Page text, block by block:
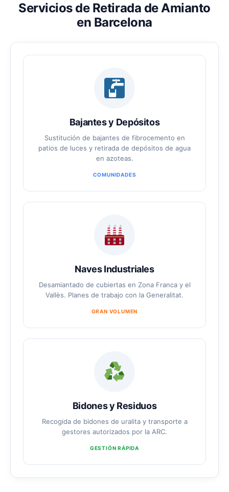
Servicios de Retirada de Amianto
en Barcelona
Bajantes y Depósitos
Sustitución de bajantes de fibrocemento en
patios de luces y retirada de depósitos de agua
en azoteas.
COMUNIDADES
Naves Industriales
Desamiantado de cubiertas en Zona Franca y el
Vallès. Planes de trabajo con la Generalitat.
GRAN VOLUMEN
Bidones y Residuos
Recogida de bidones de uralita y transporte a
gestores autorizados por la ARC.
GESTIÓN RÁPIDA